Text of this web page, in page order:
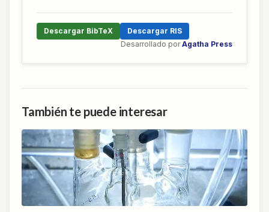
Descargar BibTeX
Descargar RIS
Desarrollado por Agatha Press
También te puede interesar